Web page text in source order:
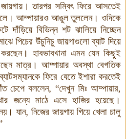
তারপর সম্বিৎ ফিরে আসতেই
আম্পায়ারও আঙুল তুললেন। ওদিকে
দাঁড়িয়ে বিভিন্ন শট ঝালিয়ে নিচ্ছেন
পিচের উঁচুনিচু জায়গাগুলো ব্যাট দিয়ে
।হাবভাবখানা এমন যেন কিছুই
মাত্র। আম্পায়ার অবস্থা বেগতিক
ফিরে যেতে ইশারা করতেই
চেপে বললেন, “দেখুন মিঃ আম্পায়ার,
জন্যে মাঠে এসে হাজির হয়েছে।
যান, নিজের জায়গায় গিয়ে খেলা চালু